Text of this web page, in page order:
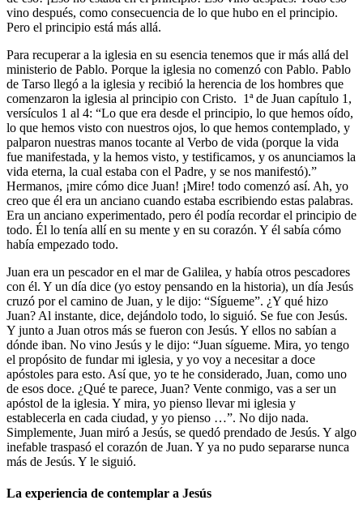
vino después, como consecuencia de lo que hubo en el principio.
Pero el principio está más allá.
Para recuperar a la iglesia en su esencia tenemos que ir más allá del
ministerio de Pablo. Porque la iglesia no comenzó con Pablo. Pablo
de Tarso llegó a la iglesia y recibió la herencia de los hombres que
comenzaron la iglesia al principio con Cristo. 1ª de Juan capítulo 1,
versículos 1 al 4: “Lo que era desde el principio, lo que hemos oído,
lo que hemos visto con nuestros ojos, lo que hemos contemplado, y
palparon nuestras manos tocante al Verbo de vida (porque la vida
fue manifestada, y la hemos visto, y testificamos, y os anunciamos la
vida eterna, la cual estaba con el Padre, y se nos manifestó).”
Hermanos, ¡mire cómo dice Juan! ¡Mire! todo comenzó así. Ah, yo
creo que él era un anciano cuando estaba escribiendo estas palabras.
Era un anciano experimentado, pero él podía recordar el principio de
todo. Él lo tenía allí en su mente y en su corazón. Y él sabía cómo
había empezado todo.
Juan era un pescador en el mar de Galilea, y había otros pescadores
con él. Y un día dice (yo estoy pensando en la historia), un día Jesús
cruzó por el camino de Juan, y le dijo: “Sígueme”. ¿Y qué hizo
Juan? Al instante, dice, dejándolo todo, lo siguió. Se fue con Jesús.
Y junto a Juan otros más se fueron con Jesús. Y ellos no sabían a
dónde iban. No vino Jesús y le dijo: “Juan sígueme. Mira, yo tengo
el propósito de fundar mi iglesia, y yo voy a necesitar a doce
apóstoles para esto. Así que, yo te he considerado, Juan, como uno
de esos doce. ¿Qué te parece, Juan? Vente conmigo, vas a ser un
apóstol de la iglesia. Y mira, yo pienso llevar mi iglesia y
establecerla en cada ciudad, y yo pienso …”. No dijo nada.
Simplemente, Juan miró a Jesús, se quedó prendado de Jesús. Y algo
inefable traspasó el corazón de Juan. Y ya no pudo separarse nunca
más de Jesús. Y le siguió.
La experiencia de contemplar a Jesús